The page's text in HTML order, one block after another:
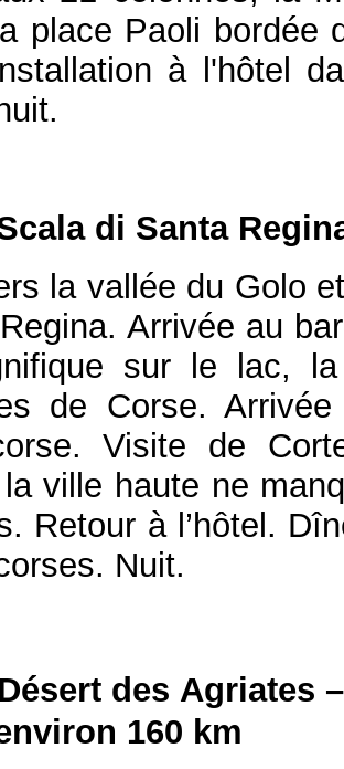
place Paoli bordée
à l'hôtel
di Santa
la vallée du Golo
Arrivée au
sur le lac,
de Corse.
Visite de
ville haute ne
Retour à l’hôtel.
Nuit.
des Agriates
160 km